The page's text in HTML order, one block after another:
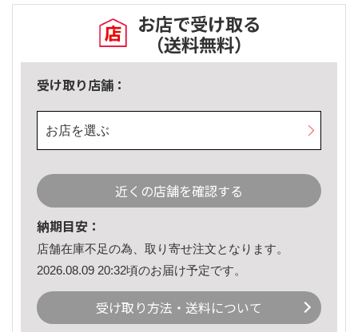
お店で受け取る
（送料無料）
受け取り店舗：
お店を選ぶ
近くの店舗を確認する
納期目安：
店舗在庫不足の為、取り寄せ注文となります。
2026.08.09 20:32頃のお届け予定です。
受け取り方法・送料について